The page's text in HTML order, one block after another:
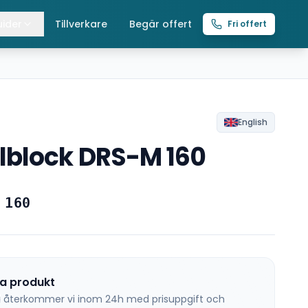
Lintelfrar
Tillverkare Begär offert Fri offert
English
DRS-M 160
160
produkt
återkommer vi inom 24h med prisuppgift och